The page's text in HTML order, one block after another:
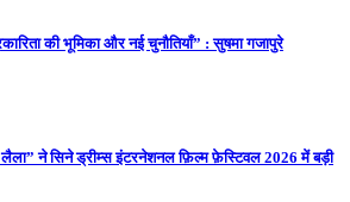
की भूमिका और नई चुनौतियाँ” : सुषमा गजापुरे
लैला” ने सिने ड्रीम्स इंटरनेशनल फ़िल्म फ़ेस्टिवल 2026 में बड़ी